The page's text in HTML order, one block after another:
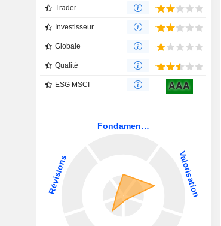
Trader
Investisseur
Globale
Qualité
ESG MSCI AAA